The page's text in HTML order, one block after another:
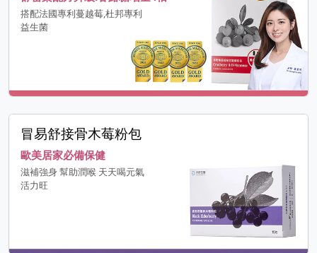
搭配法國專利蔓越莓,杜邦專利
益生菌
冒易舒接骨木莓粉包
歐美居家必備保健
滋補強身 幫助潤喉 天天喝元氣
活力旺